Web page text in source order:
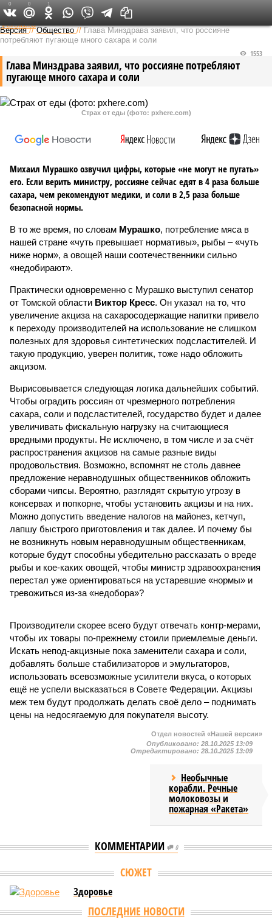
Федеральный выпуск
Версия //Общество //Глава Минздрава заявил, что россияне
потребляют пугающе много сахара и соли
Глава Минздрава заявил, что россияне потребляют
пугающе много сахара и соли
1553
Страх от еды (фото: pxhere.com)
Михаил Мурашко озвучил цифры, которые «не могут не пугать»
его. Если верить министру, россияне сейчас едят в 4 раза больше
сахара, чем рекомендуют медики, и соли в 2,5 раза больше
безопасной нормы.
В то же время, по словам Мурашко, потребление мяса в
нашей стране «чуть превышает нормативы», рыбы – «чуть
ниже норм», а овощей наши соотечественники сильно
«недобирают».
Практически одновременно с Мурашко выступил сенатор
от Томской области Виктор Кресс. Он указал на то, что
увеличение акциза на сахаросодержащие напитки привело
к переходу производителей на использование не слишком
полезных для здоровья синтетических подсластителей. И
такую продукцию, уверен политик, тоже надо обложить
акцизом.
Вырисовывается следующая логика дальнейших событий.
Чтобы оградить россиян от чрезмерного потребления
сахара, соли и подсластителей, государство будет и далее
увеличивать фискальную нагрузку на считающиеся
вредными продукты. Не исключено, в том числе и за счёт
распространения акцизов на самые разные виды
продовольствия. Возможно, вспомнят не столь давнее
предложение неравнодушных общественников обложить
сборами чипсы. Вероятно, разглядят скрытую угрозу в
консервах и попкорне, чтобы установить акцизы и на них.
Можно допустить введение налогов на майонез, кетчуп,
лапшу быстрого приготовления и так далее. И почему бы
не возникнуть новым неравнодушным общественникам,
которые будут способны убедительно рассказать о вреде
рыбы и кое-каких овощей, чтобы министр здравоохранения
перестал уже ориентироваться на устаревшие «нормы» и
тревожиться из-за «недобора»?
Производители скорее всего будут отвечать контр-мерами,
чтобы их товары по-прежнему стоили приемлемые деньги.
Искать непод-акцизные пока заменители сахара и соли,
добавлять больше стабилизаторов и эмульгаторов,
использовать всевозможные усилители вкуса, о которых
ещё не успели высказаться в Совете Федерации. Акцизы
меж тем будут продолжать делать своё дело – поднимать
цены на недосягаемую для покупателя высоту.
0 0 1
Отдел новостей «Нашей версии»
Опубликовано: 28.10.2025 13:09
Отредактировано: 28.10.2025 13:09
Необычные
корабли. Речные
молоковозы и
пожарная «Ракета»
КОММЕНТАРИИ 0
СЮЖЕТ
Здоровье
ПОСЛЕДНИЕ НОВОСТИ